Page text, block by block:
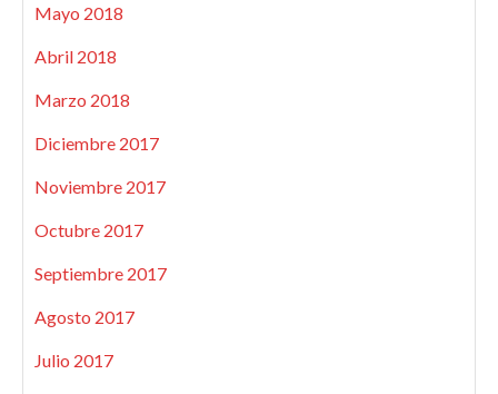
Mayo 2018
Abril 2018
Marzo 2018
Diciembre 2017
Noviembre 2017
Octubre 2017
Septiembre 2017
Agosto 2017
Julio 2017